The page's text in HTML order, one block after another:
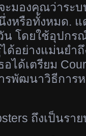
ะมองคุณว่าระ
หรือทั้งหมด.
โดยใช้อุปกร
ด้อย่างแม่นยำ
ได้เตรียม
พัฒนาวิธีการห
ถึงเป็นรา